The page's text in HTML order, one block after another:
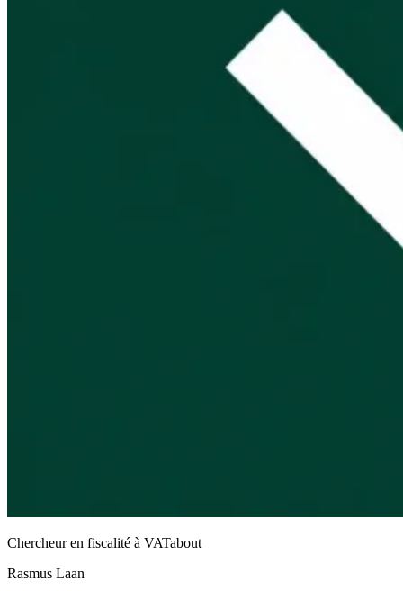
Chercheur en fiscalité à VATabout
Rasmus Laan